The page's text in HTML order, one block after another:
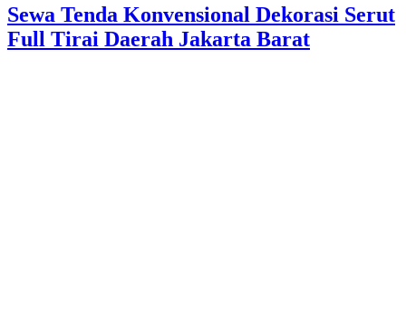
Sewa Tenda Konvensional Dekorasi Serut
Full Tirai Daerah Jakarta Barat